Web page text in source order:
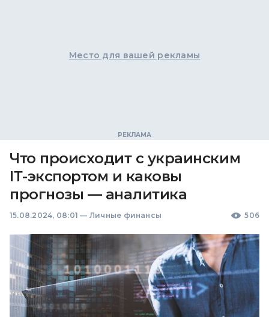
Место для вашей рекламы
Что происходит с украинским
ІТ-экспортом и каковы
прогнозы — аналитика
15.08.2024, 08:01 — Личные финансы 506